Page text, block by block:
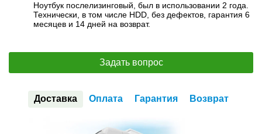
Ноутбук послелизинговый, был в использовании 2 года.
Технически, в том числе HDD, без дефектов, гарантия 6
месяцев и 14 дней на возврат.
Задать вопрос
Доставка Оплата Гарантия Возврат